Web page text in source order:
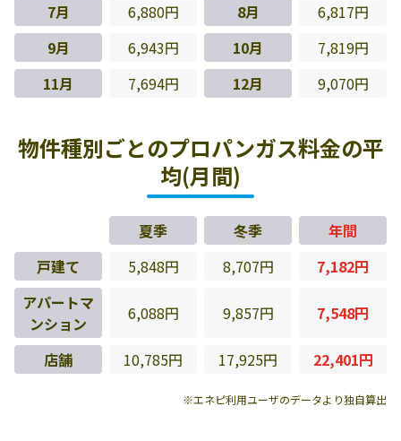
7月
6,880円 8月
6,817円
9月
6,943円 10月
7,819円
11月
7,694円 12月 9,070円
物件種別ごとのプロパンガス料金の平
均(月間)
夏季 冬季
年間
戸建て
5,848円 8,707円
7,182円
アパートマ
ンション
6,088円 9,857円 7,548円
店舗 10,785円 17,925円 22,401円
※エネピ利用ユーザのデータより独自算出